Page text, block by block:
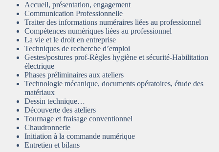
Accueil, présentation, engagement
Communication Professionnelle
Traiter des informations numéraires liées au professionnel
Compétences numériques liées au professionnel
La vie et le droit en entreprise
Techniques de recherche d’emploi
Gestes/postures prof-Règles hygiène et sécurité-Habilitation
électrique
Phases préliminaires aux ateliers
Technologie mécanique, documents opératoires, étude des
matériaux
Dessin technique…
Découverte des ateliers
Tournage et fraisage conventionnel
Chaudronnerie
Initiation à la commande numérique
Entretien et bilans